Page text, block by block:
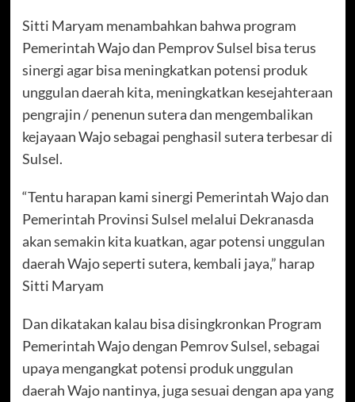
Sitti Maryam menambahkan bahwa program
Pemerintah Wajo dan Pemprov Sulsel bisa terus
sinergi agar bisa meningkatkan potensi produk
unggulan daerah kita, meningkatkan kesejahteraan
pengrajin / penenun sutera dan mengembalikan
kejayaan Wajo sebagai penghasil sutera terbesar di
Sulsel.
“Tentu harapan kami sinergi Pemerintah Wajo dan
Pemerintah Provinsi Sulsel melalui Dekranasda
akan semakin kita kuatkan, agar potensi unggulan
daerah Wajo seperti sutera, kembali jaya,” harap
Sitti Maryam
Dan dikatakan kalau bisa disingkronkan Program
Pemerintah Wajo dengan Pemrov Sulsel, sebagai
upaya mengangkat potensi produk unggulan
daerah Wajo nantinya, juga sesuai dengan apa yang